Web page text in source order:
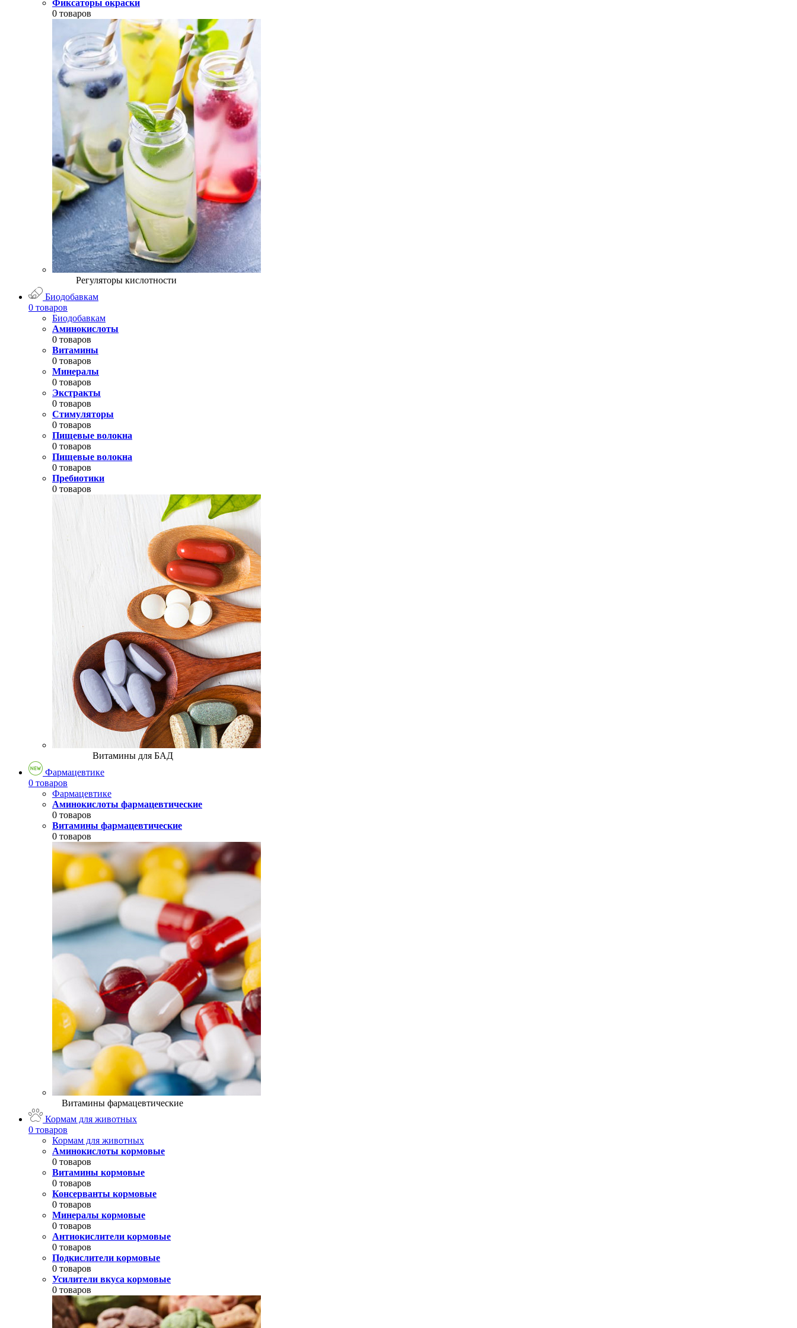
Фиксаторы окраски
0 товаров
Регуляторы кислотности
Биодобавкам
0 товаров
Биодобавкам
Аминокислоты
0 товаров
Витамины
0 товаров
Минералы
0 товаров
Экстракты
0 товаров
Стимуляторы
0 товаров
Пищевые волокна
0 товаров
Пищевые волокна
0 товаров
Пребиотики
0 товаров
Витамины для БАД
Фармацевтике
0 товаров
Фармацевтике
Аминокислоты фармацевтические
0 товаров
Витамины фармацевтические
0 товаров
Витамины фармацевтические
Кормам для животных
0 товаров
Кормам для животных
Аминокислоты кормовые
0 товаров
Витамины кормовые
0 товаров
Консерванты кормовые
0 товаров
Минералы кормовые
0 товаров
Антиокислители кормовые
0 товаров
Подкислители кормовые
0 товаров
Усилители вкуса кормовые
0 товаров